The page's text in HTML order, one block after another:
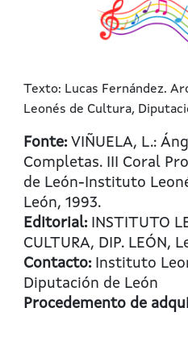
Texto: Lucas Fernández.
Leonés de Cultura,
Fonte:VIÑUELA, L.:
Completas. III Coral
de León-Instituto
León, 1993.
Editorial:INSTITUTO
CULTURA, DIP. LEÓN,
Contacto:Instituto
Diputación de León
Procedemento de